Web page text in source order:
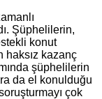
Şüphelilerin,
konut
haksız kazanç
şüphelilerin
da el konulduğu
çok